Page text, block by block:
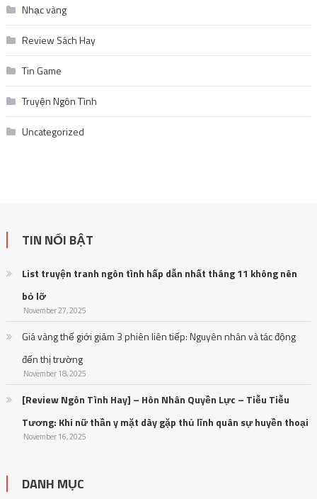
Nhạc vàng
Review Sách Hay
Tin Game
Truyện Ngôn Tình
Uncategorized
TIN NỔI BẬT
List truyện tranh ngôn tình hấp dẫn nhất tháng 11 không nên
bỏ lỡ
November 27, 2025
Giá vàng thế giới giảm 3 phiên liên tiếp: Nguyên nhân và tác động
đến thị trường
November 18, 2025
[Review Ngôn Tình Hay] – Hôn Nhân Quyền Lực – Tiễu Tiễu
Tương: Khi nữ thần y mặt dày gặp thủ lĩnh quân sự huyền thoại
November 16, 2025
DANH MỤC